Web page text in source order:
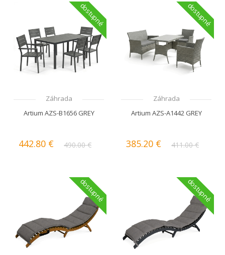
Záhrada
Artium AZS-B1656 GREY
442.80 € 490.00 €
dostupné
Záhrada
Artium AZS-A1442 GREY
385.20 € 411.00 €
dostupné
dostupné dostupné